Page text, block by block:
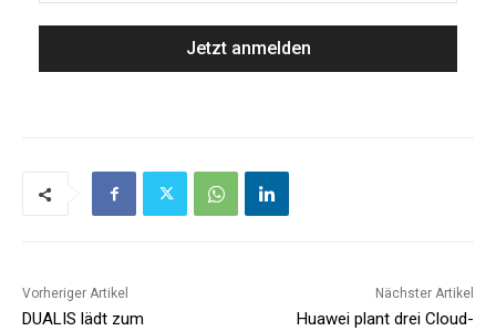
Vorheriger Artikel
DUALIS lädt zum
Nächster Artikel
Huawei plant drei Cloud-